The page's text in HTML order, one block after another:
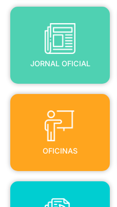
JORNAL OFICIAL
JORNAL OFICIAL
OFICINAS
OFICINAS
PORTARIAS